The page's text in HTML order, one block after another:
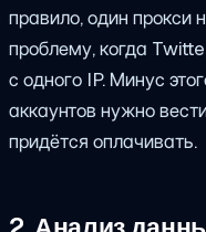
правило, один прокси
проблему, когда
с одного IP. Минус
аккаунтов нужно
придётся оплачивать.